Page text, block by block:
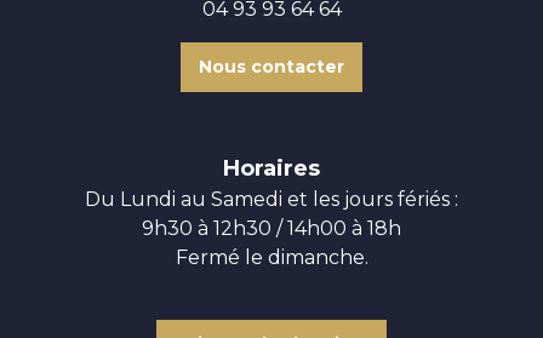
04 93 93 64 64
Nous contacter
Horaires
Du Lundi au Samedi et les jours fériés :
9h30 à 12h30 / 14h00 à 18h
Fermé le dimanche.